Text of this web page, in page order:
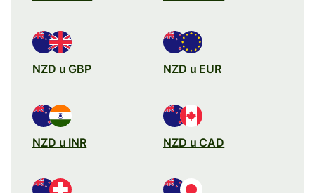
NZD u GBP NZD u EUR
NZD u INR NZD u CAD